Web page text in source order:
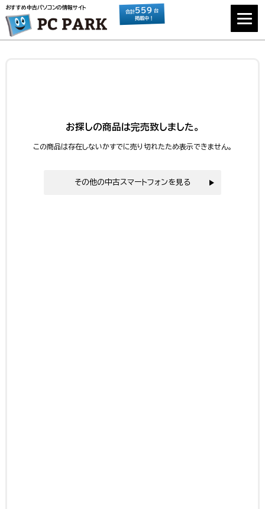
おすすめ中古パソコンの情報サイト
合計559 台
掲載中！
お探しの商品は完売致しました。
この商品は存在しないかすでに売り切れたため表示できません。
その他の中古スマートフォンを見る